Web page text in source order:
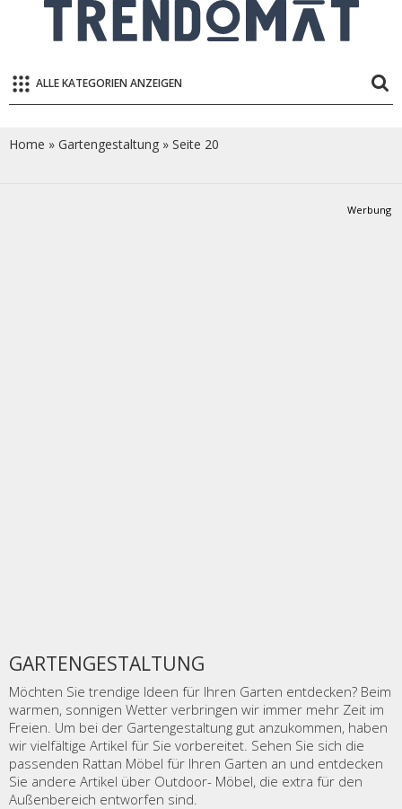
ALLE KATEGORIEN ANZEIGEN
Home » Gartengestaltung » Seite 20
Werbung
GARTENGESTALTUNG
Möchten Sie trendige Ideen für Ihren Garten entdecken? Beim
warmen, sonnigen Wetter verbringen wir immer mehr Zeit im
Freien. Um bei der Gartengestaltung gut anzukommen, haben
wir vielfältige Artikel für Sie vorbereitet. Sehen Sie sich die
passenden Rattan Möbel für Ihren Garten an und entdecken
Sie andere Artikel über Outdoor- Möbel, die extra für den
Außenbereich entworfen sind.